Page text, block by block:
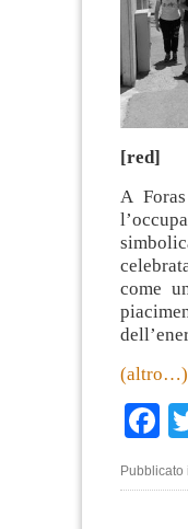
[red]
A
come
(altro…)
Pubblicato